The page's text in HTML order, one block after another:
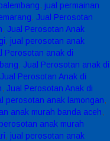
, jual permainan
, Jual Perosotan
, Jual Perosotan Anak
, jual perosotan anak
Perosotan anak di
, Jual Perosotan anak di
Jual Perosotan Anak di
, Jual Perosotan Anak di
perosotan anak lamongan,
anak murah banda aceh,
anak murah
, jual perosotan anak